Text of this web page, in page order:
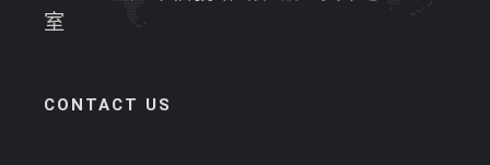
室
CONTACT US